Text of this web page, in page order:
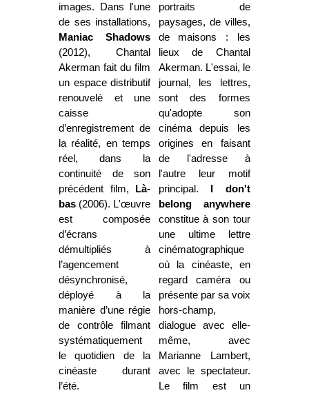
images. Dans l'une
de ses installations,
Maniac Shadows
(2012), Chantal
Akerman fait du film
un espace distributif
renouvelé et une
caisse
d’enregistrement de
la réalité, en temps
réel, dans la
continuité de son
précédent film,
Là-
bas (2006). L'œuvre
est composée
d’écrans
démultipliés à
l’agencement
désynchronisé,
déployé à la
manière d’une régie
de contrôle filmant
systématiquement
le quotidien de la
cinéaste durant
l’été.
portraits de
paysages, de villes,
de maisons : les
lieux de Chantal
Akerman. L'essai, le
journal, les lettres,
sont des formes
qu'adopte son
cinéma depuis les
origines en faisant
de l'adresse à
l'autre leur motif
principal.
I don't
belong anywhere
constitue à son tour
une ultime lettre
cinématographique
où la cinéaste, en
regard caméra ou
présente par sa voix
hors-champ,
dialogue avec elle-
même, avec
Marianne Lambert,
avec le spectateur.
Le film est un